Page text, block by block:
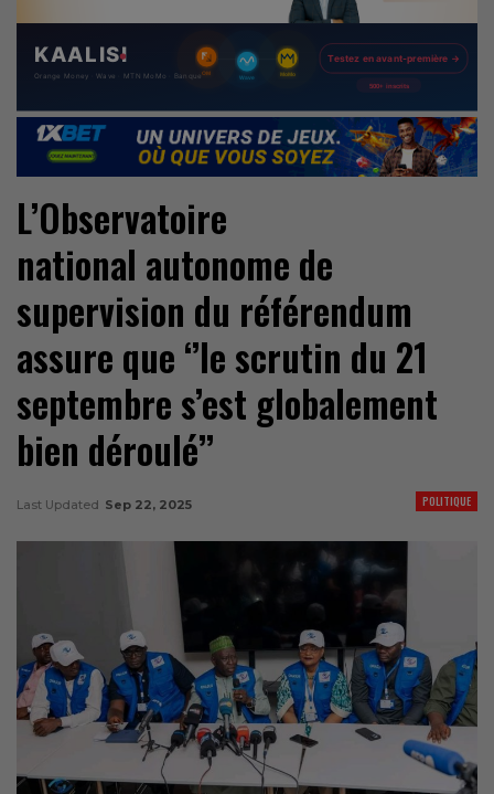
L’Observatoire
national autonome de
supervision du référendum
assure que ‘’le scrutin du 21
septembre s’est globalement
bien déroulé’’
POLITIQUE
Last Updated Sep 22, 2025